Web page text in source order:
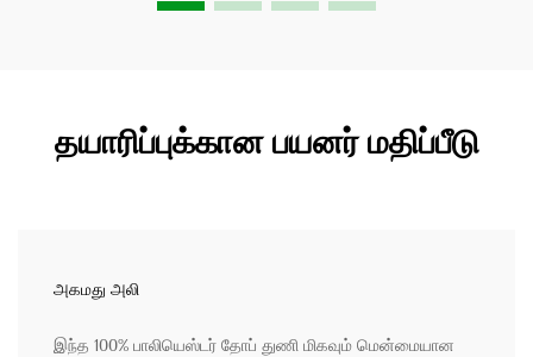
தயாரிப்புக்கான பயனர் மதிப்பீடு
அகமது அலி
இந்த 100% பாலியெஸ்டர் தோப் துணி மிகவும் மென்மையான